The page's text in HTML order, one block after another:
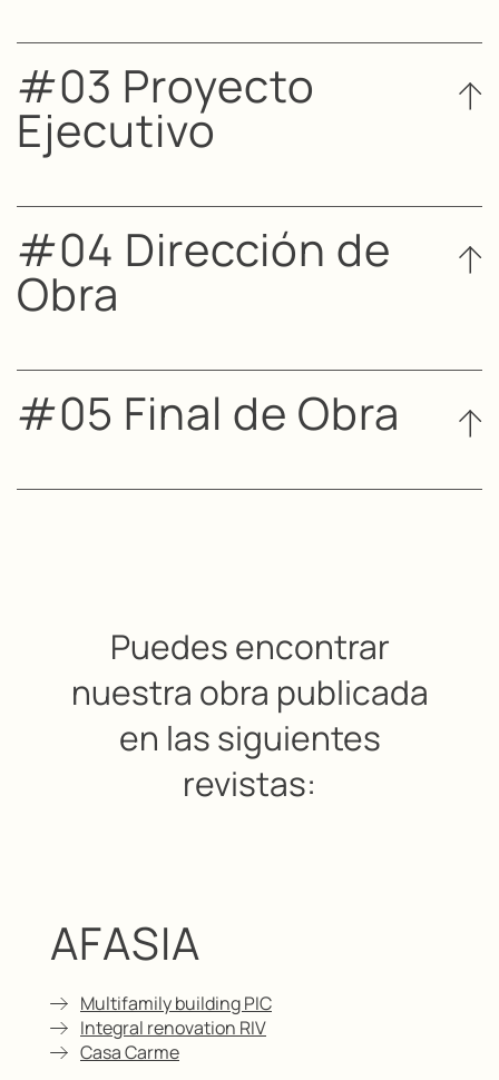
#03 Proyecto
Ejecutivo
#04 Dirección de
Obra
#05 Final de Obra
Puedes encontrar
nuestra obra publicada
en las siguientes
revistas:
AFASIA
Multifamily building PIC
Integral renovation RIV
Casa Carme